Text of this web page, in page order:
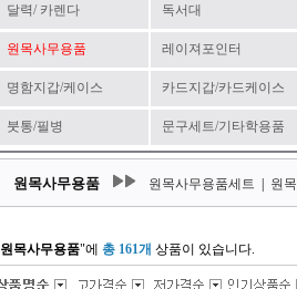
달력/ 카렌다 독서대
원목사무용품 레이져포인터
명함지갑/케이스 카드지갑/카드케이스
붓통/필병 문구세트/기타학용품
원목사무용품 원목사무용품세트 원
원목사무용품"에 총 161개 상품이 있습니다.